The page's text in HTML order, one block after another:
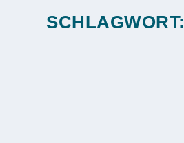
SCHLAGWORT: